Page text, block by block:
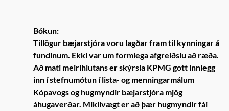
Bókun:
Tillögur bæjarstjóra voru lagðar fram til kynningar á
fundinum. Ekki var um formlega afgreiðslu að ræða.
Að mati meirihlutans er skýrsla KPMG gott innlegg
inn í stefnumótun í lista- og menningarmálum
Kópavogs og hugmyndir bæjarstjóra mjög
áhugaverðar. Mikilvægt er að þær hugmyndir fái